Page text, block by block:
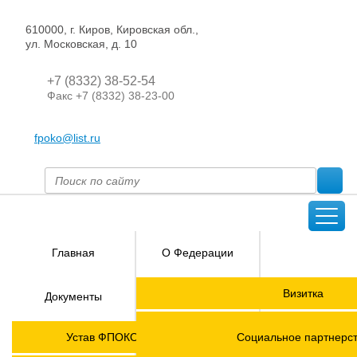
610000, г. Киров, Кировская обл.,
ул. Московская, д. 10
+7 (8332) 38-52-54
Факс +7 (8332) 38-23-00
fpoko@list.ru
Главная О Федерации
Визитка
Документы
Устав ФПОКО с изменениями от 2026 года
Социальное
Членские